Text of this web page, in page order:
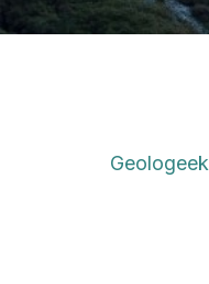
Geologeek